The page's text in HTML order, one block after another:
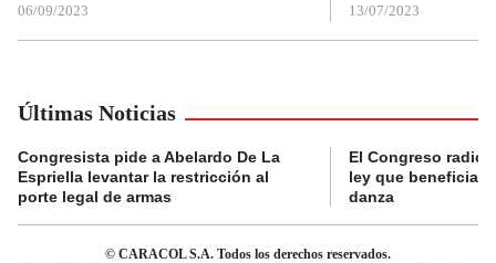
06/09/2023 13/07/2023
Últimas Noticias
Congresista pide a Abelardo De La
Espriella levantar la restricción al
porte legal de armas
El Congreso
ley que beneficia
danza
© CARACOL S.A. Todos los derechos reservados.